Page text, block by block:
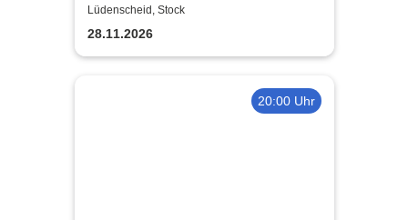
Tribute
Lüdenscheid, Stock
28.11.2026
20:00 Uhr